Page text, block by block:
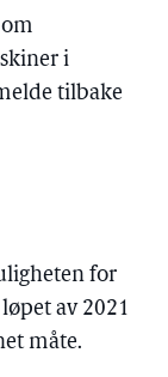
i
tilbake
for
av 2021
måte.